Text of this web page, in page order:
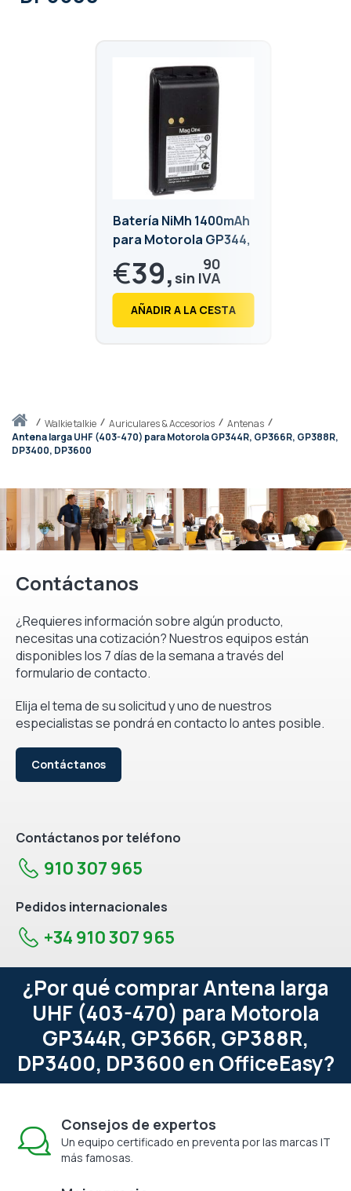
Inicio walkie talkie Auriculares & Accesorios
Antenas
Antena larga UHF (403-470) para Motorola GP344R, GP366R, GP388R,
DP3400, DP3600
Batería NiMh 1400mAh
para Motorola GP344,
GP344R, GP366,
GP366R, GP388R,
GP388
€39, 90
€ 48,
AÑADIR A LA CESTA
Contáctanos
¿Requieres información sobre algún producto,
necesitas una cotización? Nuestros equipos están
disponibles los 7 días de la semana a través del
formulario de contacto.
Elija el tema de su solicitud y uno de nuestros
especialistas se pondrá en contacto lo antes posible.
Contáctanos
Contáctanos por teléfono
910 307 965
Pedidos internacionales
+34 910 307 965
¿Por qué comprar Antena larga
UHF (403-470) para Motorola
GP344R, GP366R, GP388R,
DP3400, DP3600 en OfficeEasy?
Consejos de expertos
Un equipo certificado en preventa por las marcas IT
más famosas.